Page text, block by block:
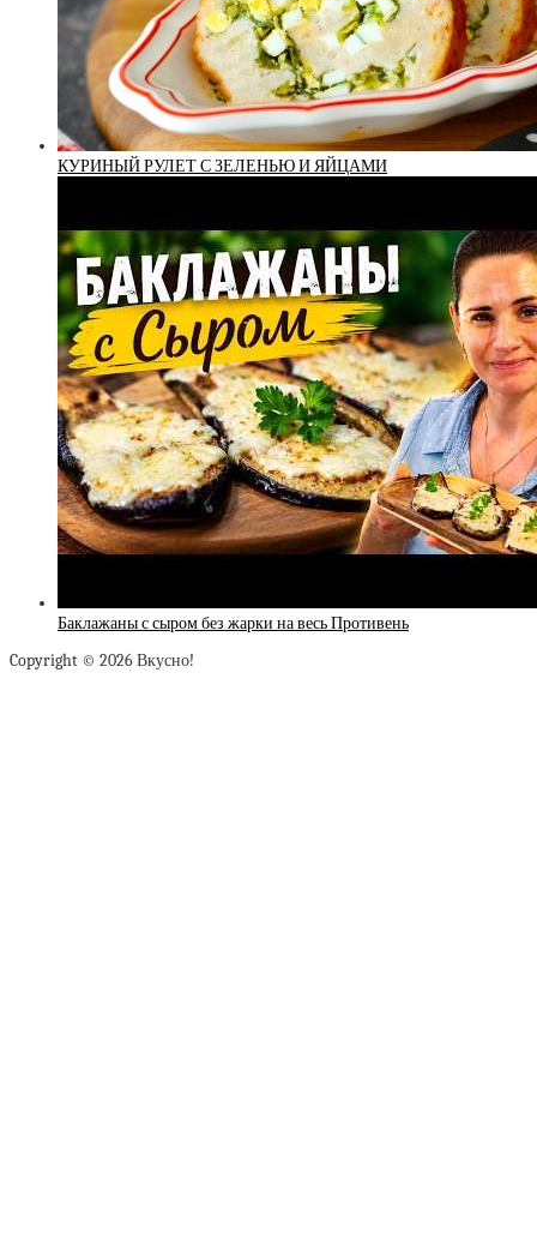
КУРИНЫЙ РУЛЕТ С ЗЕЛЕНЬЮ И ЯЙЦАМИ
Баклажаны с сыром без жарки на весь Противень
Copyright © 2026 Вкусно!